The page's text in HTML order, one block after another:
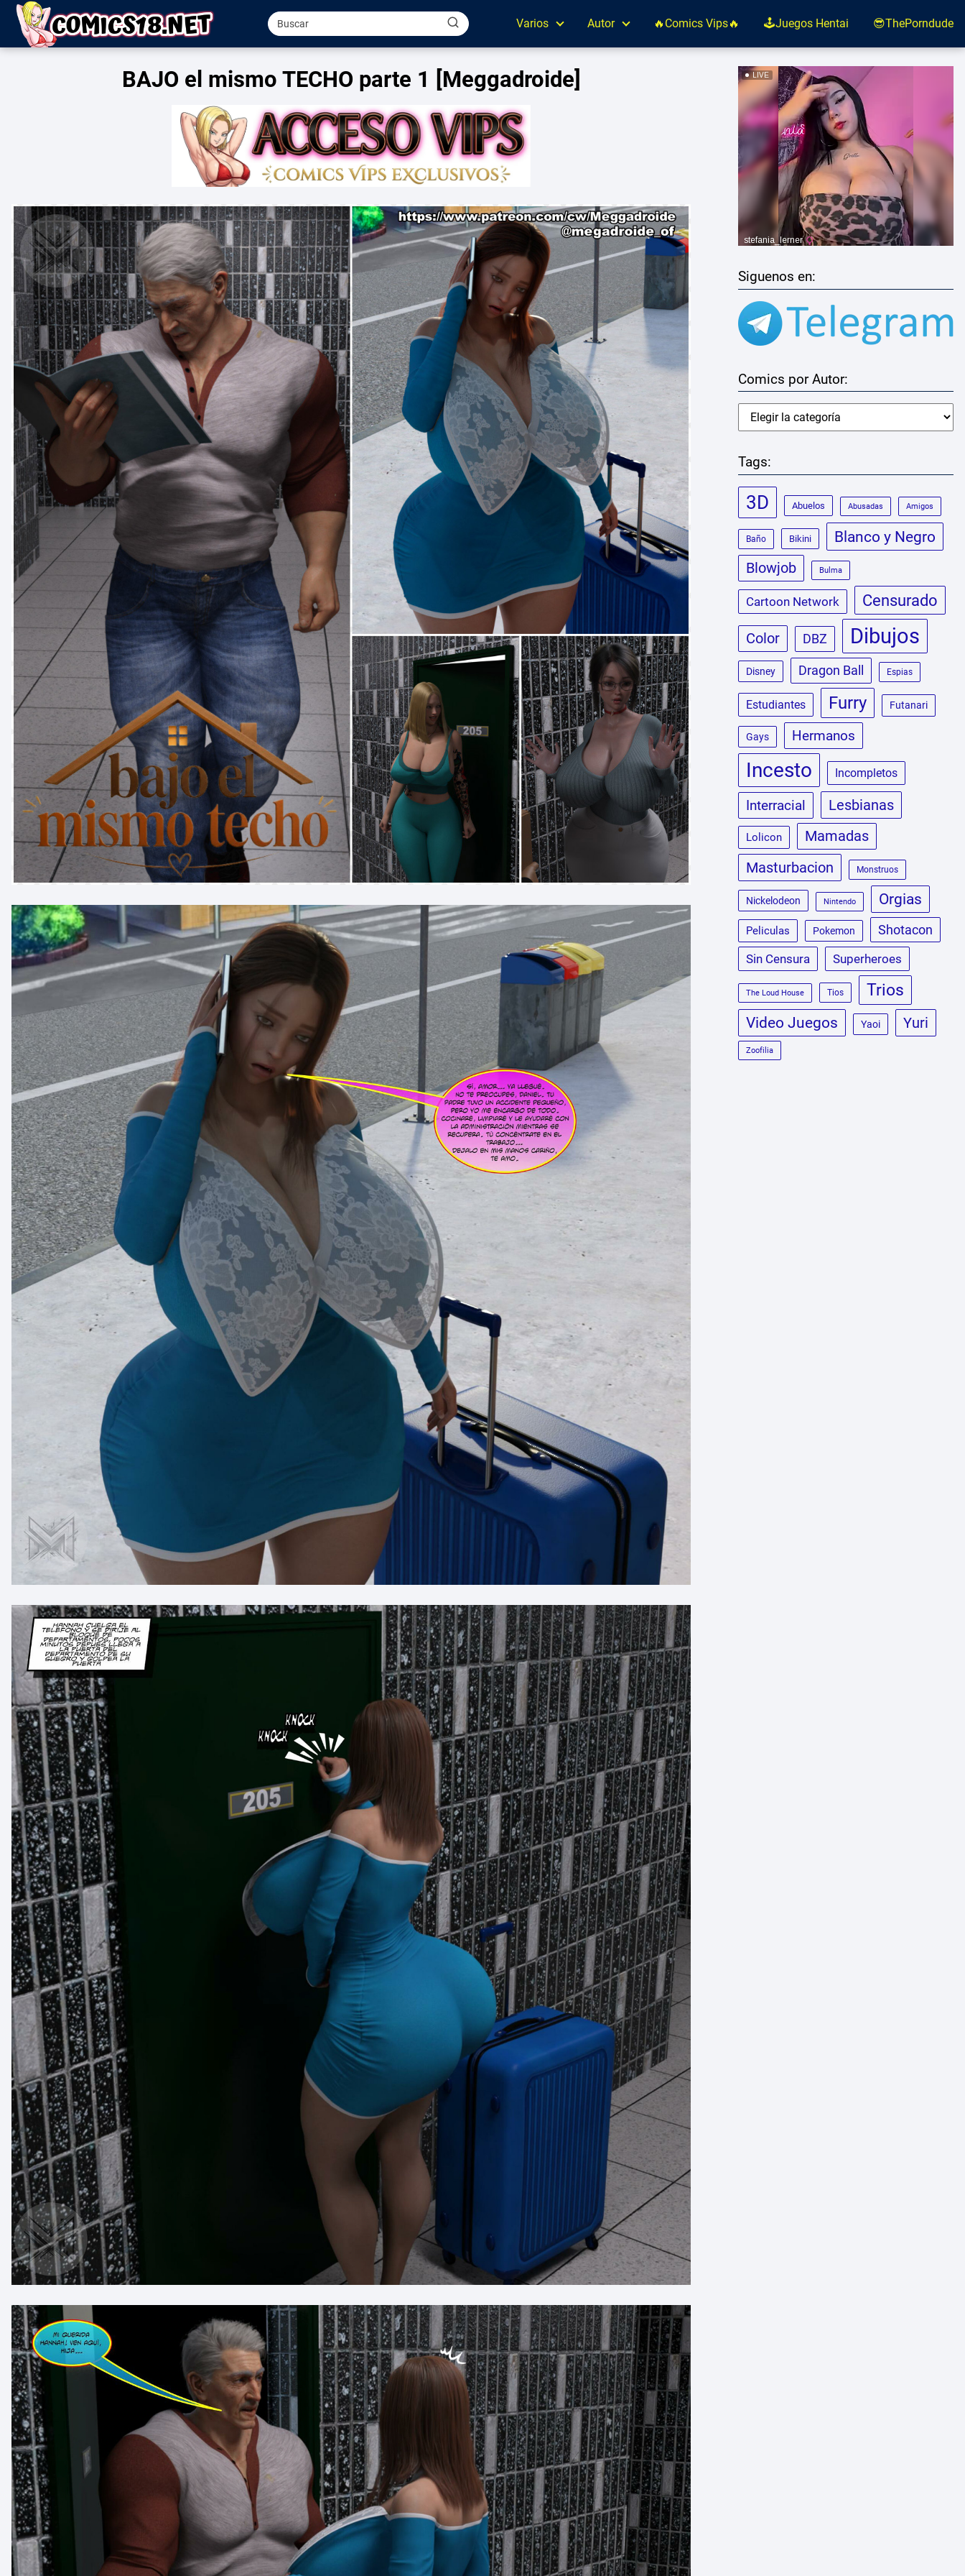
Varios Autor 🔥Comics Vips🔥 🕹️Juegos Hentai 😎ThePorndude
BAJO el mismo TECHO parte 1 [Meggadroide]
Siguenos en:
Comics por Autor:
Tags:
3D Abuelos Abusadas Amigos
Baño Bikini Blanco y Negro
Blowjob Bulma
Cartoon Network Censurado
Color DBZ Dibujos
Disney Dragon Ball Espias
Estudiantes Furry Futanari
Gays Hermanos
Incesto Incompletos
Interracial Lesbianas
Lolicon Mamadas
Masturbacion Monstruos
Nickelodeon Nintendo Orgias
Peliculas Pokemon Shotacon
Sin Censura Superheroes
The Loud House Tios Trios
Video Juegos Yaoi Yuri
Zoofilia